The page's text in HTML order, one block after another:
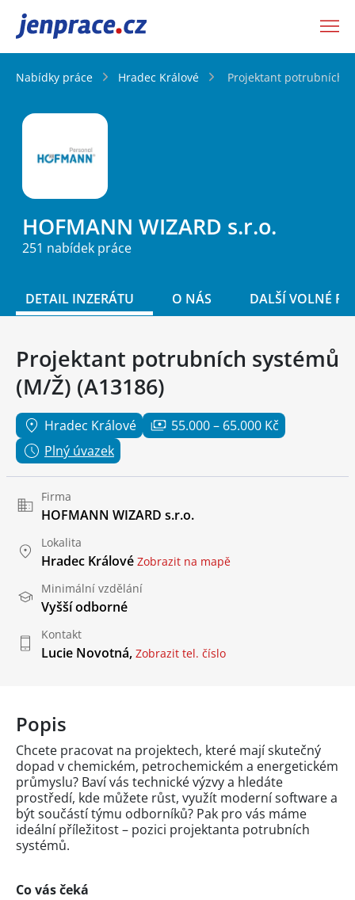
JenPráce.cz
Nabídky práce Hradec Králové Projektant potrubních
HOFMANN WIZARD s.r.o.
251 nabídek práce
DETAIL INZERÁTU O NÁS DALŠÍ VOLNÉ
Projektant potrubních systémů
(M/Ž) (A13186)
Hradec Králové
55.000 – 65.000 Kč
Plný úvazek
Firma
HOFMANN WIZARD s.r.o.
Lokalita
Hradec Králové Zobrazit na mapě
Minimální vzdělání
Vyšší odborné
Kontakt
Lucie Novotná, Zobrazit tel. číslo
Popis
Chcete pracovat na projektech, které mají skutečný
dopad v chemickém, petrochemickém a energetickém
průmyslu? Baví vás technické výzvy a hledáte
prostředí, kde můžete růst, využít moderní software a
být součástí týmu odborníků? Pak pro vás máme
ideální příležitost – pozici projektanta potrubních
systémů.
Co vás čeká